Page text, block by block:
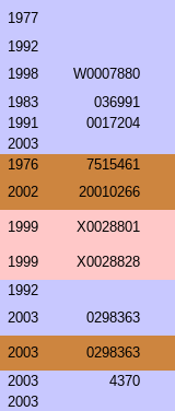
1977
1992
1998
W0007880
1983
036991
1991
0017204
2003
1976
7515461
2002 20010266
1999 X0028801
1999
X0028828
1992
2003 0298363
2003
0298363
2003
4370
2003